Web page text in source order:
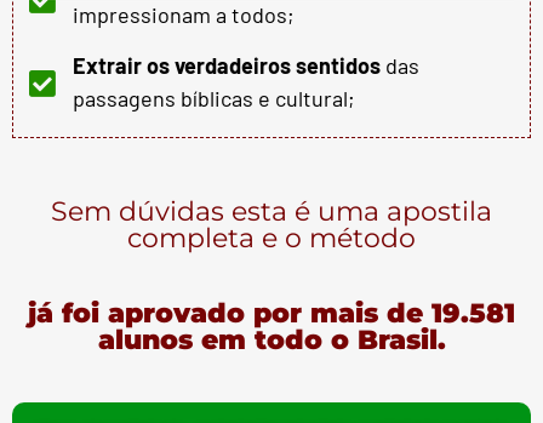
impressionam a todos;
Extrair os verdadeiros sentidos das
passagens bíblicas e cultural;
Sem dúvidas esta é uma apostila
completa e o método
já foi aprovado por mais de 19.581
alunos em todo o Brasil.